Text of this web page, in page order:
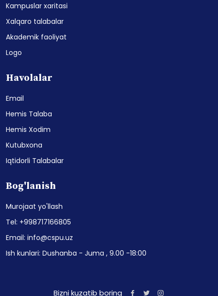
Kampuslar xaritasi
Xalqaro talabalar
Akademik faoliyat
Logo
Havolalar
Email
Hemis Talaba
Hemis Xodim
Kutubxona
Iqtidorli Talabalar
Bog'lanish
Murojaat yo'llash
Tel: +998717166805
Email: info@cspu.uz
Ish kunlari: Dushanba - Juma , 9.00 -18:00
Bizni kuzatib boring